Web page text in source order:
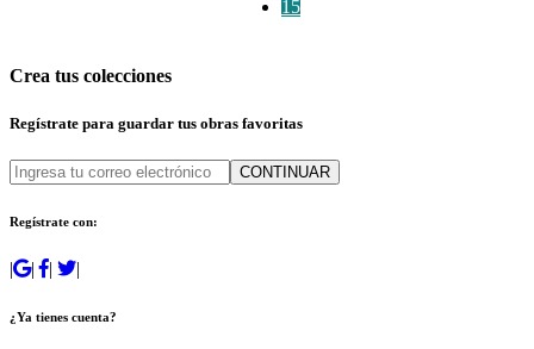
15
Crea tus colecciones
Regístrate para guardar tus obras favoritas
CONTINUAR
Regístrate con:
| | | |
¿Ya tienes cuenta?